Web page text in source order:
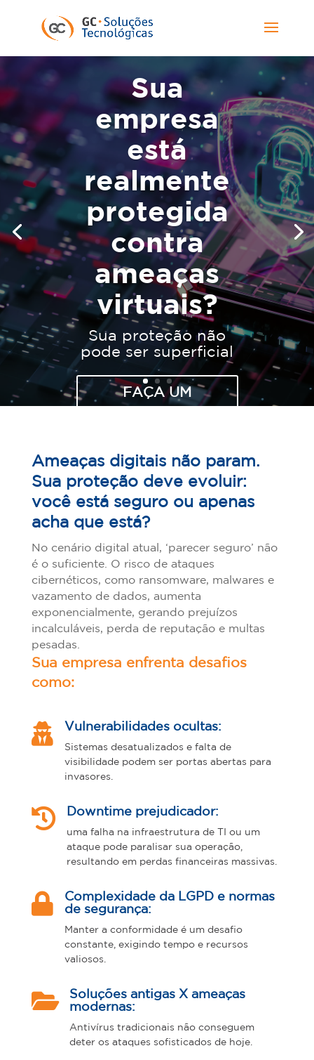
Sua
empresa
está
realmente
protegida
contra
ameaças
virtuais?
Sua proteção não
pode ser superficial
FAÇA UM
Ameaças digitais não param.
Sua proteção deve evoluir:
você está seguro ou apenas
acha que está?
No cenário digital atual, ‘parecer seguro’ não
é o suficiente. O risco de ataques
cibernéticos, como ransomware, malwares e
vazamento de dados, aumenta
exponencialmente, gerando prejuízos
incalculáveis, perda de reputação e multas
pesadas.
Sua empresa enfrenta desafios
como:
 Vulnerabilidades ocultas:
Sistemas desatualizados e falta de
visibilidade podem ser portas abertas para
invasores.
 Downtime prejudicador:
uma falha na infraestrutura de TI ou um
ataque pode paralisar sua operação,
resultando em perdas financeiras massivas.

Complexidade da LGPD e normas
de segurança:
Manter a conformidade é um desafio
constante, exigindo tempo e recursos
valiosos.

Soluções antigas X ameaças
modernas:
Antivírus tradicionais não conseguem
deter os ataques sofisticados de hoje.